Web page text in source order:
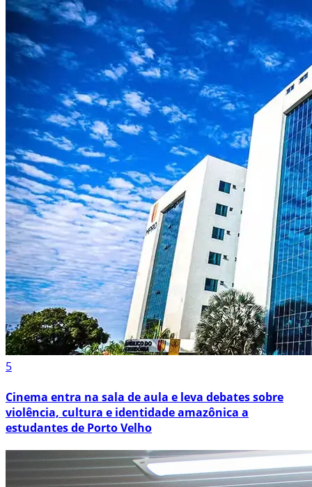
5
Cinema entra na sala de aula e leva debates sobre
violência, cultura e identidade amazônica a
estudantes de Porto Velho